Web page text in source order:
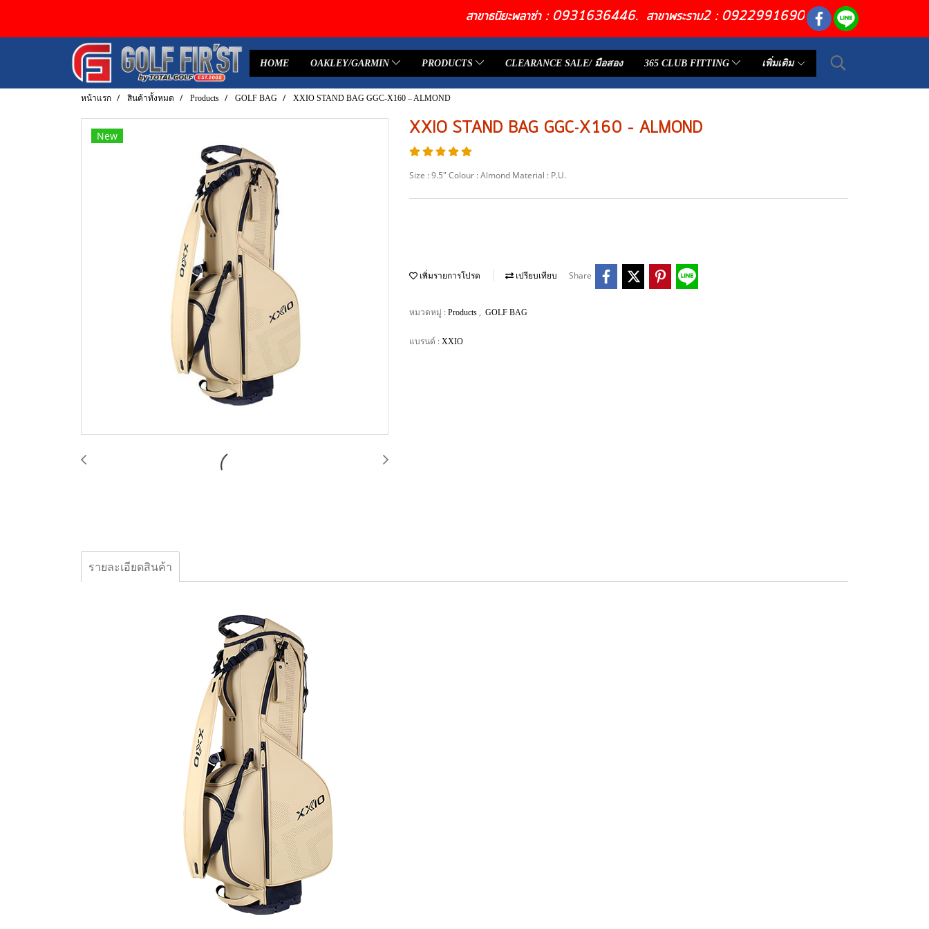
สาขาธนิยะพลาซ่า : 0931636446. สาขาพระราม2 : 0922991690
HOME OAKLEY/GARMIN PRODUCTS CLEARANCE SALE/ มือสอง 365 CLUB FITTING เพิ่มเติม
หน้าแรก สินค้าทั้งหมด Products GOLF BAG XXIO STAND BAG GGC-X160 – ALMOND
New XXIO STAND BAG GGC-X160 – ALMOND
Size : 9.5″ Colour : Almond Material : P.U.
เพิ่มรายการโปรด เปรียบเทียบ Share
หมวดหมู่ : Products , GOLF BAG
แบรนด์ : XXIO
รายละเอียดสินค้า